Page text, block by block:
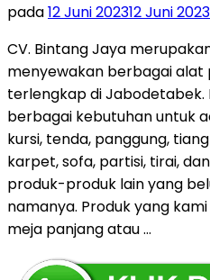
pada12 Juni 202312 Juni 2023
CV. Bintang Jaya
menyewakan berbagai alat
terlengkap di Jabodetabek.
berbagai kebutuhan untuk
kursi, tenda, panggung,
karpet, sofa, partisi, tirai,
produk-produk lain yang
namanya. Produk yang
meja panjang atau …